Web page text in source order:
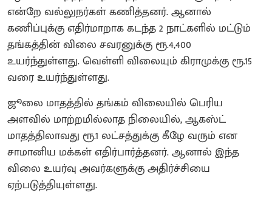
என்றே வல்லுநர்கள் கணித்தனர். ஆனால்
கணிப்புக்கு எதிர்மாறாக கடந்த 2 நாட்களில் மட்டும்
தங்கத்தின் விலை சவரனுக்கு ரூ.4,400
உயர்ந்துள்ளது. வெள்ளி விலையும் கிராமுக்கு ரூ.15
வரை உயர்ந்துள்ளது.
ஜூலை மாதத்தில் தங்கம் விலையில் பெரிய
அளவில் மாற்றமில்லாத நிலையில், ஆகஸ்ட்
மாதத்திலாவது ரூ.1 லட்சத்துக்கு கீழே வரும் என
சாமானிய மக்கள் எதிர்பார்த்தனர். ஆனால் இந்த
விலை உயர்வு அவர்களுக்கு அதிர்ச்சியை
ஏற்படுத்தியுள்ளது.